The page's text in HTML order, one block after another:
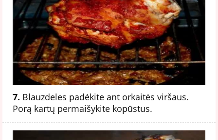
7. Blauzdeles padėkite ant orkaitės viršaus.
Porą kartų permaišykite kopūstus.